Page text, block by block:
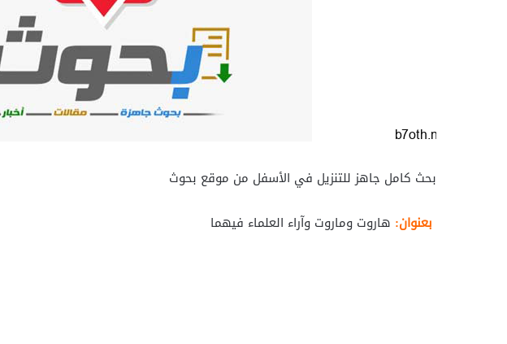
بحث كامل جاهز للتنزيل في الأسفل من موقع بحوث
بعنوان: هاروت وماروت وآراء العلماء فيهما